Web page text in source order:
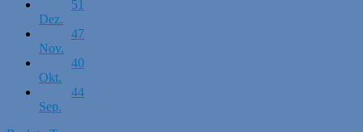
51
Dez.
47
Nov.
40
Okt.
44
Sep.